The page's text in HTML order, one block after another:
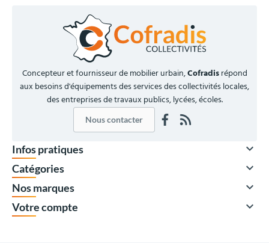
Concepteur et fournisseur de mobilier urbain,Cofradisrépond
aux besoins d'équipements des services des collectivités locales,
des entreprises de travaux publics, lycées, écoles.
Nous contacter
Infos pratiques 
Catégories 
Nos marques 
Votre compte 